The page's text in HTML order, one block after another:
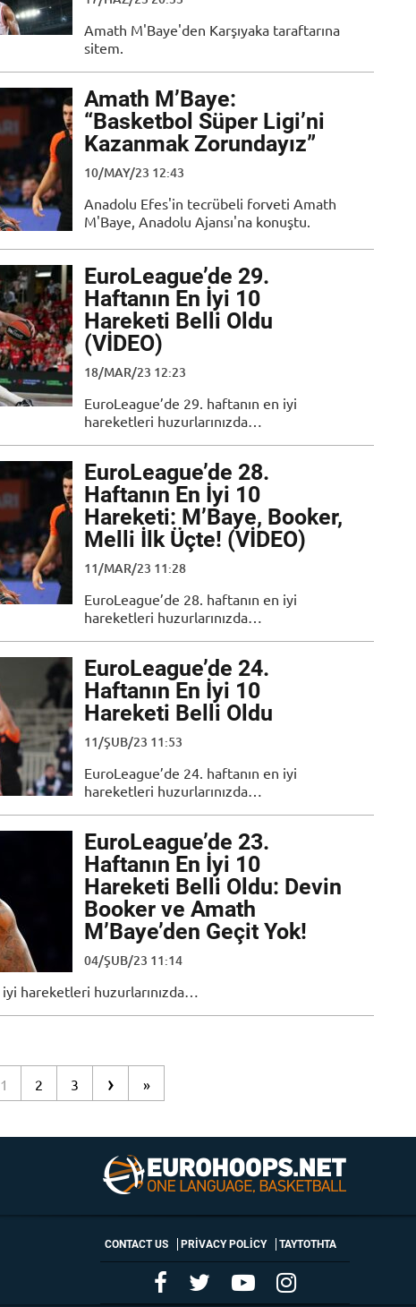
Amath M'Baye'den Karşıyaka taraftarına
sitem.
Amath M’Baye:
“Basketbol Süper Ligi’ni
Kazanmak Zorundayız”
10/MAY/23 12:43
Anadolu Efes'in tecrübeli forveti Amath
M'Baye, Anadolu Ajansı'na konuştu.
EuroLeague’de 29.
Haftanın En İyi 10
Hareketi Belli Oldu
(VİDEO)
18/MAR/23 12:23
EuroLeague’de 29. haftanın en iyi
hareketleri huzurlarınızda…
EuroLeague’de 28.
Haftanın En İyi 10
Hareketi: M’Baye, Booker,
Melli İlk Üçte! (VİDEO)
11/MAR/23 11:28
EuroLeague’de 28. haftanın en iyi
hareketleri huzurlarınızda…
EuroLeague’de 24.
Haftanın En İyi 10
Hareketi Belli Oldu
11/ŞUB/23 11:53
EuroLeague’de 24. haftanın en iyi
hareketleri huzurlarınızda…
EuroLeague’de 23.
Haftanın En İyi 10
Hareketi Belli Oldu: Devin
Booker ve Amath
M’Baye’den Geçit Yok!
04/ŞUB/23 11:14
iyi hareketleri huzurlarınızda…
1 2 3 › »
CONTACT US PRIVACY POLICY ΤΑΥΤΟΤΗΤΑ